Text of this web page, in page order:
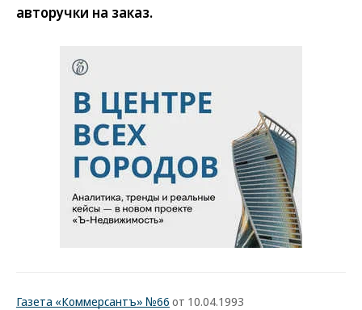
авторучки на заказ.
Газета «Коммерсантъ» №66 от 10.04.1993